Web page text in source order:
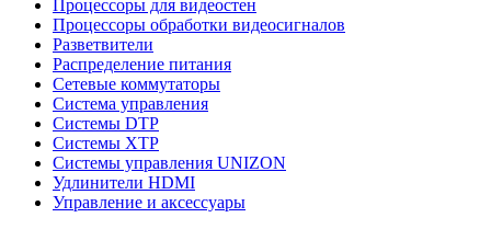
Процессоры для видеостен
Процессоры обработки видеосигналов
Разветвители
Распределение питания
Сетевые коммутаторы
Система управления
Системы DTP
Системы XTP
Системы управления UNIZON
Удлинители HDMI
Управление и аксессуары